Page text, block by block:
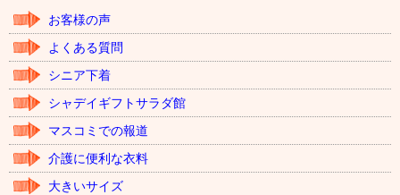
お客様の声
よくある質問
シニア下着
シャデイギフトサラダ館
マスコミでの報道
介護に便利な衣料
大きいサイズ